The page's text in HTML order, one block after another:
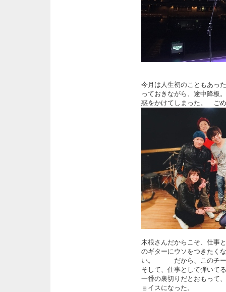
今月は人生初のこともあ
っておきながら、途中降
惑をかけてしまった。 ご
木根さんだからこそ、仕事
のギターにウソをつきた
い。 だから、このチー
そして、仕事として弾いて
一番の裏切りだとおもって
ョイスになった。